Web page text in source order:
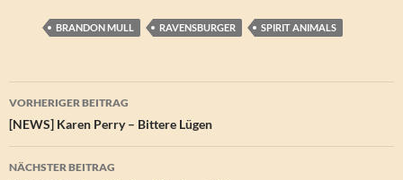
BRANDON MULL RAVENSBURGER SPIRIT ANIMALS
Beitragsnavigation
VORHERIGER BEITRAG
[NEWS] Karen Perry – Bittere Lügen
NÄCHSTER BEITRAG